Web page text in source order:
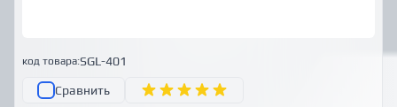
код товара:SGL-401
Сравнить